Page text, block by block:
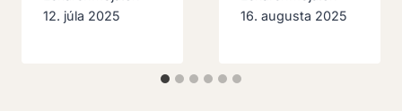
12. júla 2025
16. augusta 2025